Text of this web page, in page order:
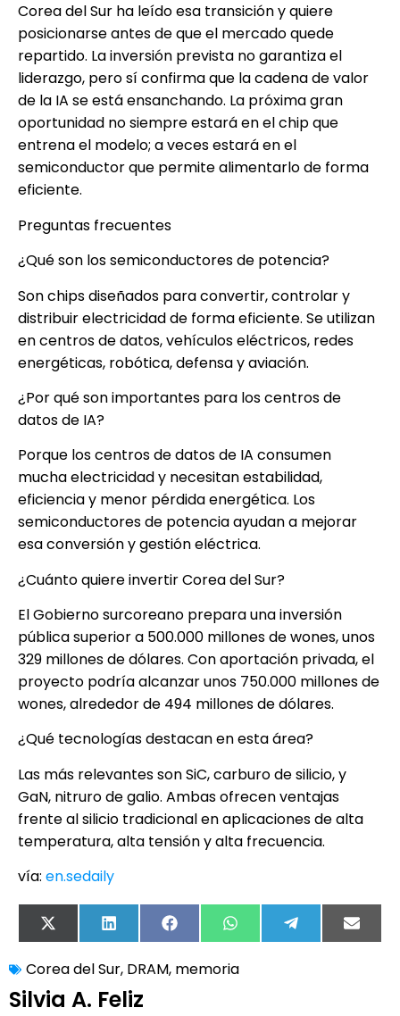
Corea del Sur ha leído esa transición y quiere
posicionarse antes de que el mercado quede
repartido. La inversión prevista no garantiza el
liderazgo, pero sí confirma que la cadena de valor
de la IA se está ensanchando. La próxima gran
oportunidad no siempre estará en el chip que
entrena el modelo; a veces estará en el
semiconductor que permite alimentarlo de forma
eficiente.
Preguntas frecuentes
¿Qué son los semiconductores de potencia?
Son chips diseñados para convertir, controlar y
distribuir electricidad de forma eficiente. Se utilizan
en centros de datos, vehículos eléctricos, redes
energéticas, robótica, defensa y aviación.
¿Por qué son importantes para los centros de
datos de IA?
Porque los centros de datos de IA consumen
mucha electricidad y necesitan estabilidad,
eficiencia y menor pérdida energética. Los
semiconductores de potencia ayudan a mejorar
esa conversión y gestión eléctrica.
¿Cuánto quiere invertir Corea del Sur?
El Gobierno surcoreano prepara una inversión
pública superior a 500.000 millones de wones, unos
329 millones de dólares. Con aportación privada, el
proyecto podría alcanzar unos 750.000 millones de
wones, alrededor de 494 millones de dólares.
¿Qué tecnologías destacan en esta área?
Las más relevantes son SiC, carburo de silicio, y
GaN, nitruro de galio. Ambas ofrecen ventajas
frente al silicio tradicional en aplicaciones de alta
temperatura, alta tensión y alta frecuencia.
vía: en.sedaily
X
(Twitter)
LinkedIn FacebookWhatsApp TelegramEmail
Corea del Sur, DRAM, memoria
Silvia A. Feliz